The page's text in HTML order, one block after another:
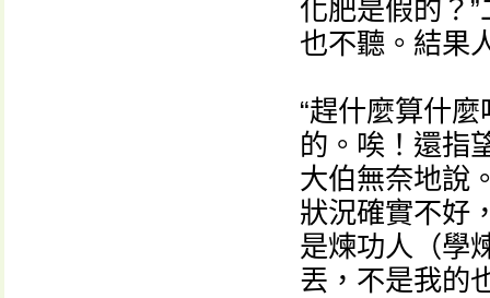
化肥是假的？
也不聽。結果
“趕什麼算什
的。唉！還指
大伯無奈地說
狀況確實不好
是煉功人（學
丟，不是我的